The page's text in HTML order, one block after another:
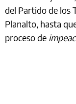
del Partido de los
Planalto, hasta
proceso de